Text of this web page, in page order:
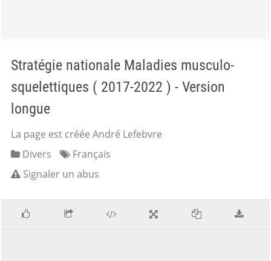
Stratégie nationale Maladies musculo-
squelettiques ( 2017-2022 ) - Version
longue
La page est créée André Lefebvre
Divers
Français
Signaler un abus